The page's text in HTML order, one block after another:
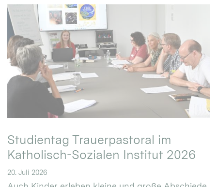
Studientag Trauerpastoral im
Katholisch-Sozialen Institut 2026
20. Juli 2026